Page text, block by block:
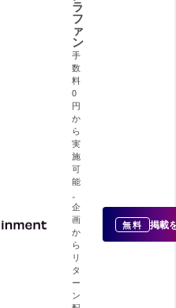
ラ
フ
ァ
ン
手
数
料
0
円
か
ら
実
施
可
能
。
企
画
か
ら
リ
タ
ー
ン
無料 掲載